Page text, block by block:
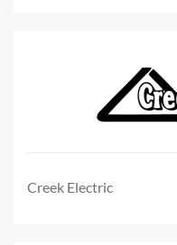
Creek Electric